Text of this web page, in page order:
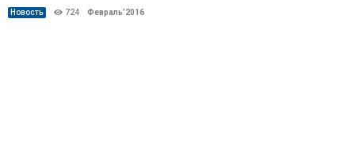
Новость 724 Февраль’2016